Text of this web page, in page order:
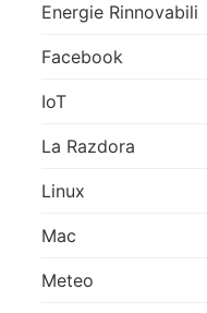
Energie Rinnovabili
Facebook
IoT
La Razdora
Linux
Mac
Meteo